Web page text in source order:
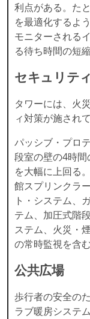
利点がある。た
を最適化するよ
モニターされる
る待ち時間の短
セキュリティ
タワーには、火
ィ対策が施されて
パッシブ・プロ
段室の壁の4時
を大幅に上回る
館スプリンクラ
ト・システム、
テム、加圧式階
ステム、火災・
の常時監視を含
公共広場
歩行者の安全の
ラブ暖房システ